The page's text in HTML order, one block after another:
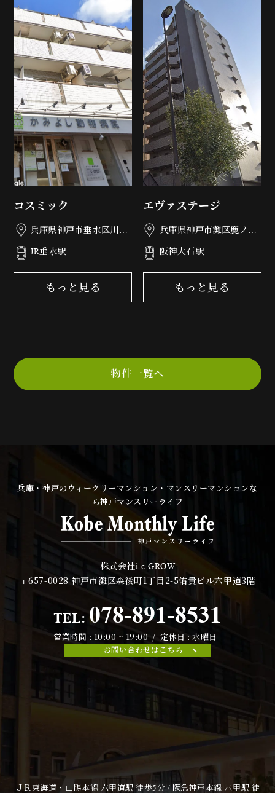
コスミック
兵庫県神戸市垂水区川原
JR垂水駅
もっと見る
エヴァステージ
兵庫県神戸市灘区鹿ノ下
阪神大石駅
もっと見る
物件一覧へ
兵庫・神戸のウィークリーマンション・マンスリーマンションな
ら神戸マンスリーライフ
株式会社i.c.GROW
〒657-0028神戸市灘区森後町1丁目2-5佑貴ビル六甲道3階
TEL: 078-891-8531
営業時間 : 10:00 ~ 19:00 / 定休日 : 水曜日
お問い合わせはこちら
ＪＲ東海道・山陽本線 六甲道駅 徒歩5分 / 阪急神戸本線 六甲駅 徒